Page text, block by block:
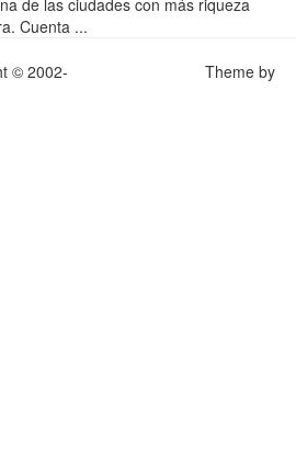
de las ciudades con más riqueza
Cuenta ...
© 2002-
Theme by